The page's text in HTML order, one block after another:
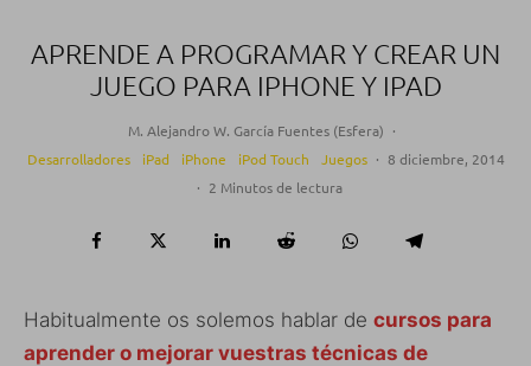
APRENDE A PROGRAMAR Y CREAR UN
JUEGO PARA IPHONE Y IPAD
M. Alejandro W. García Fuentes (Esfera) ·
Desarrolladores
iPad iPhone iPod Touch Juegos · 8 diciembre, 2014
· 2 Minutos de lectura
Habitualmente os solemos hablar de cursos para
aprender o mejorar vuestras técnicas de